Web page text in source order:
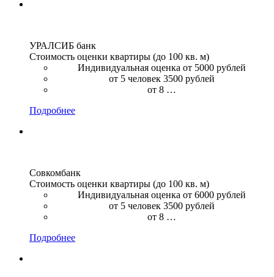
УРАЛСИБ банк
Стоимость оценки квартиры (до 100 кв. м)
Индивидуальная оценка от 5000 рублей
от 5 человек 3500 рублей
от 8 …
Подробнее
Совкомбанк
Стоимость оценки квартиры (до 100 кв. м)
Индивидуальная оценка от 6000 рублей
от 5 человек 3500 рублей
от 8 …
Подробнее